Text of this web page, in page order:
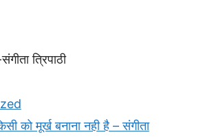
को मूर्ख बनाना नही है – संगीता